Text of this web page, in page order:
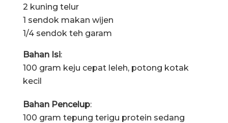
2 kuning telur
1 sendok makan wijen
1/4 sendok teh garam
Bahan Isi:
100 gram keju cepat leleh, potong kotak
kecil
Bahan Pencelup:
100 gram tepung terigu protein sedang